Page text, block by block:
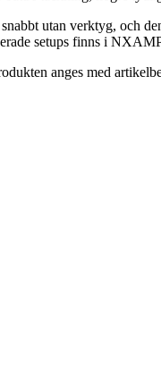
utan verktyg, och
setups finns i
anges med